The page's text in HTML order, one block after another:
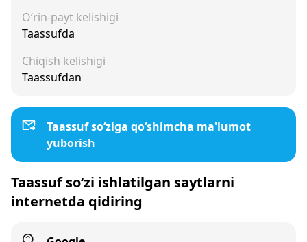
O‘rin-payt kelishigi
Taassufda
Chiqish kelishigi
Taassufdan
Taassuf so‘ziga qo‘shimcha ma'lumot
yuborish
Taassuf so‘zi ishlatilgan saytlarni
internetda qidiring